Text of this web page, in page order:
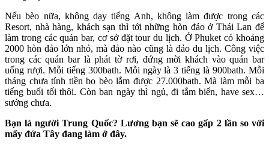
Nếu bèo nữa, không dạy tiếng Anh, không làm được trong các
Resort, nhà hàng, khách sạn thì tới những hòn đảo ở Thái Lan để
làm trong các quán bar, cơ sở đặt tour du lịch. Ở Phuket có khoảng
2000 hòn đảo lớn nhỏ, mà đảo nào cũng là đảo du lịch. Công việc
trong các quán bar là phát tờ rơi, đứng mời khách vào quán bar
uống rượi. Mỗi tiếng 300bath. Mỗi ngày là 3 tiếng là 900bath. Mỗi
tháng chưa tính tiền bo bèo lắm được 27.000bath. Mà làm mỗi ba
tiếng buổi tối thôi. Còn ban ngày thì ngủ, đi tắm biển, have sex…
sướng chưa.
Bạn là người Trung Quốc? Lương bạn sẽ cao gấp 2 lần so với
mấy đứa Tây đang làm ở đây.